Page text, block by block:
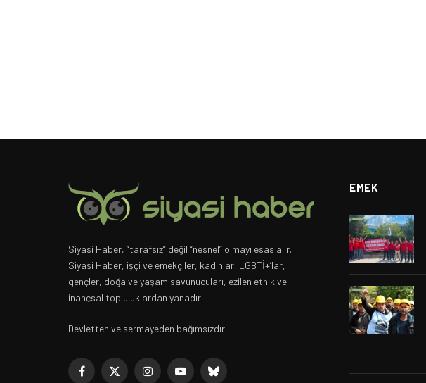
Siyasi Haber, “tarafsız” değil “nesnel” olmayı esas alır.
Siyasi Haber, işçi ve emekçiler, kadınlar, LGBTİ+’lar,
gençler, doğa ve yaşam savunucuları, ezilen etnik ve
inançsal topluluklardan yanadır.
Devletten ve sermayeden bağımsızdır.
Facebook
X InstagramYouTubeBluesky
EMEK